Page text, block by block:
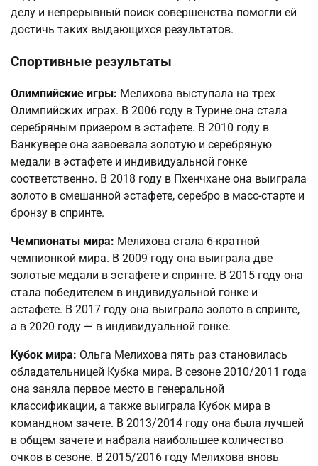
делу и непрерывный поиск совершенства помогли ей
достичь таких выдающихся результатов.
Спортивные результаты
Олимпийские игры: Мелихова выступала на трех
Олимпийских играх. В 2006 году в Турине она стала
серебряным призером в эстафете. В 2010 году в
Ванкувере она завоевала золотую и серебряную
медали в эстафете и индивидуальной гонке
соответственно. В 2018 году в Пхенчхане она выиграла
золото в смешанной эстафете, серебро в масс-старте и
бронзу в спринте.
Чемпионаты мира: Мелихова стала 6-кратной
чемпионкой мира. В 2009 году она выиграла две
золотые медали в эстафете и спринте. В 2015 году она
стала победителем в индивидуальной гонке и
эстафете. В 2017 году она выиграла золото в спринте,
а в 2020 году — в индивидуальной гонке.
Кубок мира: Ольга Мелихова пять раз становилась
обладательницей Кубка мира. В сезоне 2010/2011 года
она заняла первое место в генеральной
классификации, а также выиграла Кубок мира в
командном зачете. В 2013/2014 году она была лучшей
в общем зачете и набрала наибольшее количество
очков в сезоне. В 2015/2016 году Мелихова вновь